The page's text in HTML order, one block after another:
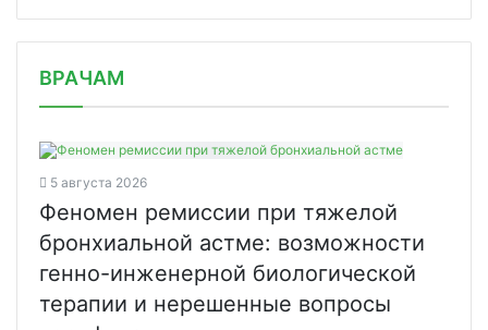
ВРАЧАМ
5 августа 2026
Феномен ремиссии при тяжелой
бронхиальной астме: возможности
генно-инженерной биологической
терапии и нерешенные вопросы